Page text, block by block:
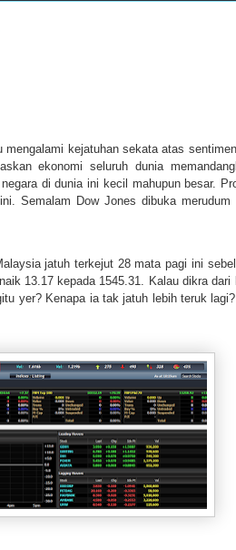
mengalami kejatuhan sekata atas
ekonomi seluruh dunia
di dunia ini kecil mahupun besar.
Semalam Dow Jones dibuka merudum
jatuh terkejut 28 mata pagi ini
13.17 kepada 1545.31. Kalau dikra dari
yer? Kenapa ia tak jatuh lebih teruk